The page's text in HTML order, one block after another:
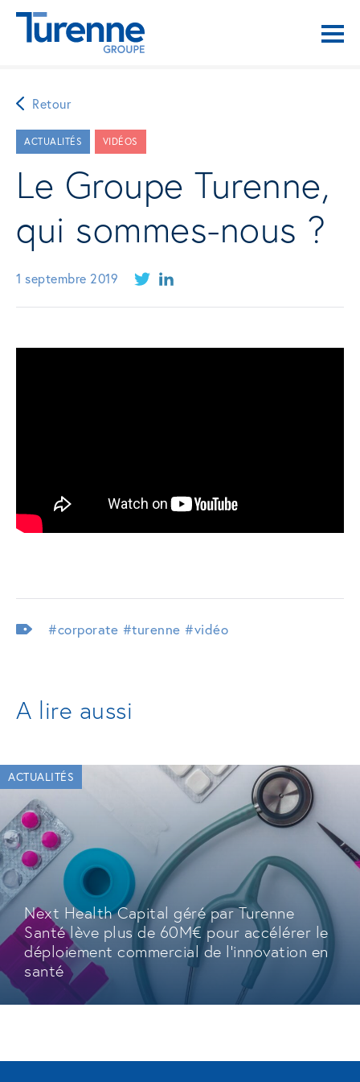
Retour
ACTUALITÉS VIDÉOS
Le Groupe Turenne,
qui sommes-nous ?
1 septembre 2019
#corporate #turenne #vidéo
A lire aussi
ACTUALITÉS
Next Health Capital géré par Turenne
Santé lève plus de 60M€ pour accélérer le
déploiement commercial de l'innovation en
santé